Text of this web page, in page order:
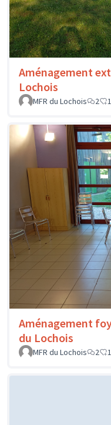
Aménagement
Lochois
MFR du Lochois
2
Aménagement
du Lochois
MFR du Lochois
2